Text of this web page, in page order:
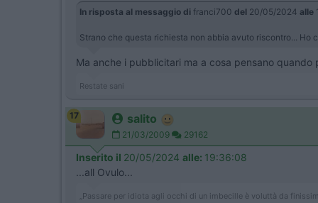
In risposta al messaggio di franci700 del 20/05/2024 alle
Strano che questa richiesta non abbia avuto riscontro...
Ma anche i pubblicitari ma a cosa pensano
Restate sani
17 salito
21/03/2009 29162
Inserito il 20/05/2024 alle: 19:36:08
...all Ovulo...
„Passare per idiota agli occhi di un imbecille è voluttà da